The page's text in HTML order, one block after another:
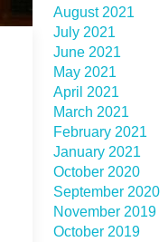
August 2021
July 2021
June 2021
May 2021
April 2021
March 2021
February 2021
January 2021
October 2020
September 2020
November 2019
October 2019